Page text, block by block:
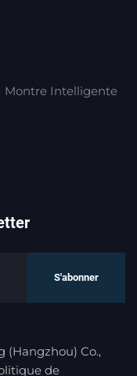
Montre Intelligente
S'abonner
(Hangzhou) Co.,
de